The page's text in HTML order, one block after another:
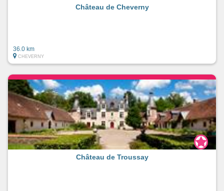
Château de Cheverny
36.0 km
CHEVERNY
Château de Troussay